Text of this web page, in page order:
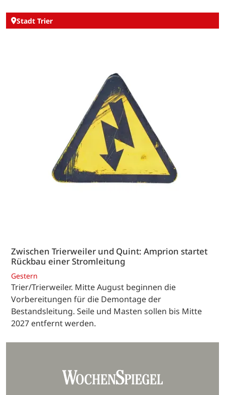
Stadt Trier
Zwischen Trierweiler und Quint: Amprion startet
Rückbau einer Stromleitung
Gestern
Trier/Trierweiler. Mitte August beginnen die
Vorbereitungen für die Demontage der
Bestandsleitung. Seile und Masten sollen bis Mitte
2027 entfernt werden.